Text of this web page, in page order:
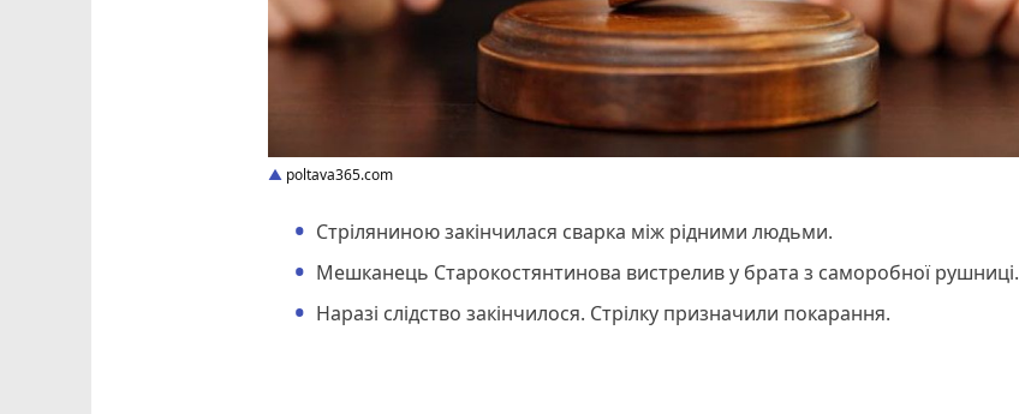
poltava365.com
Стріляниною закінчилася сварка між рідними людьми.
Мешканець Старокостянтинова вистрелив у брата з саморобної рушниці.
Наразі слідство закінчилося. Стрілку призначили покарання.